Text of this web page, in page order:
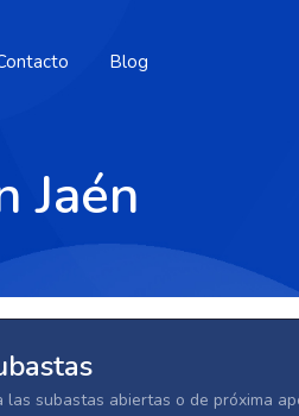
Blog
Jaén
subastas abiertas o de próxima